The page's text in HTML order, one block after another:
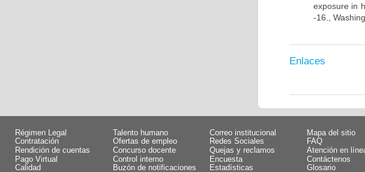
exposure in
-16.,
Enlaces
Régimen Legal
Talento humano
Contratación
Ofertas de empleo
Rendición de cuentas
Concurso docente
Pago Virtual
Control interno
Calidad
Buzón de notificaciones
Correo institucional
Mapa del sitio
Redes Sociales
FAQ
Quejas y reclamos
Atención en
Encuesta
Contáctenos
Estadísticas
Glosario